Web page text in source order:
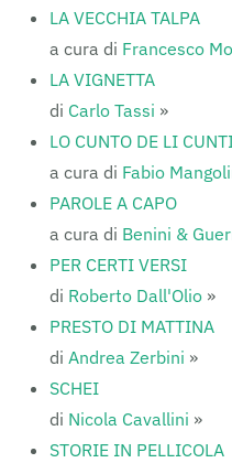
LA VECCHIA TALPA
a cura di Francesco
LA VIGNETTA
di Carlo Tassi »
LO CUNTO DE LI
a cura di Fabio
PAROLE A CAPO
a cura di Benini &
PER CERTI VERSI
di Roberto Dall'Olio »
PRESTO DI MATTINA
di Andrea Zerbini »
SCHEI
di Nicola Cavallini »
STORIE IN PELLICOLA